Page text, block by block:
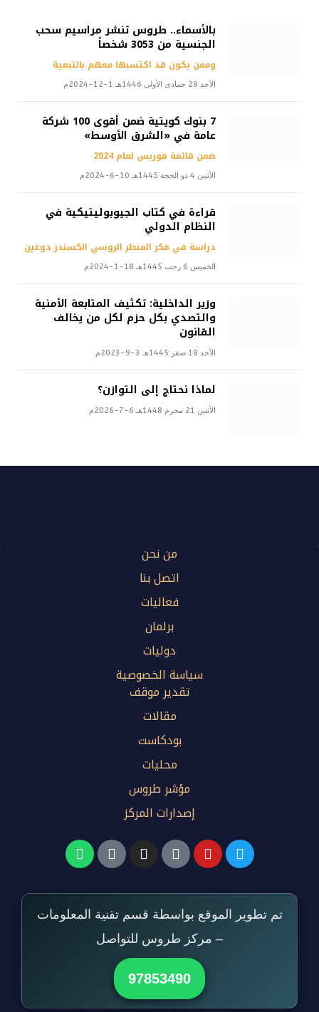
بالأسماء.. طروس تنشر مراسيم سحب
الجنسية من 3053 شخصاً
وممن يكون قد اكتسبها معهم بالتبعية
الأحد 29 جمادى الأولى 1446هـ 1-12-2024م
7 بنوك كويتية ضمن أقوى 100 شركة
عامة في «الشرق الأوسط»
ضمن قائمة فوربس لعام 2024
الأثنين 4 ذو الحجة 1445هـ 10-6-2024م
قراءة في كتاب الجيوبوليتيكية في
النظام الدولي
دراسة في فكر المنظر الروسي الكسندر دوغين
الخميس 6 رجب 1445هـ 18-1-2024م
وزير الداخلية: تكثيف المتابعة الأمنية
والتصدي بكل حزم لكل من يخالف
القانون
الأحد 18 صفر 1445هـ 3-9-2023م
لماذا نحتاج إلى التوازن؟
الأثنين 21 محرم 1448هـ 6-7-2026م
من نحن
اتصل بنا
فعاليات
برلمان
دوليات
سياسة الخصوصية
تقدير موقف
مقالات
بودكاست
محليات
مؤشر طروس
إصدارات المركز
تم تطوير الموقع بواسطة قسم تقنية المعلومات
– مركز طروس للتواصل
97853490